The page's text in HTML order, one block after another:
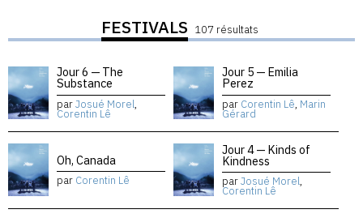
FESTIVALS 107 résultats
Jour 6 — The
Substance
parJosué Morel,
Corentin Lê
Jour 5 — Emilia
Perez
par Corentin Lê, Marin
Gérard
Oh, Canada
par Corentin Lê
Jour 4 — Kinds of
Kindness
parJosué Morel,
Corentin Lê